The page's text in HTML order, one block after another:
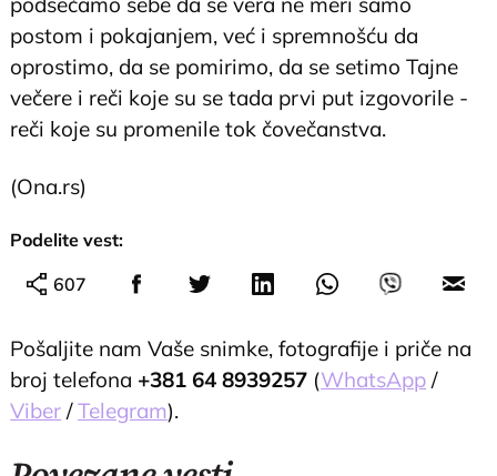
postom i pokajanjem, već i spremnošću da
oprostimo, da se pomirimo, da se setimo Tajne
večere i reči koje su se tada prvi put izgovorile -
reči koje su promenile tok čovečanstva.
(Ona.rs)
Podelite vest:
607
Pošaljite nam Vaše snimke, fotografije i priče na
broj telefona +381 64 8939257 (WhatsApp /
Viber /Telegram).